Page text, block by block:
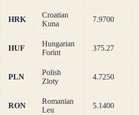
HRK
Croatian
Kuna
7.9700
HUF
Hungarian
Forint
375.27
PLN
Polish
Zloty
4.7250
RON
Romanian
Leu
5.1400